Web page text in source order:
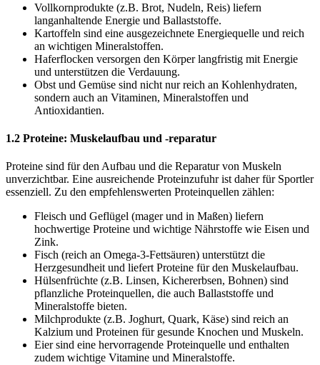
Vollkornprodukte (z.B. Brot, Nudeln, Reis) liefern
langanhaltende Energie und Ballaststoffe.
Kartoffeln sind eine ausgezeichnete Energiequelle und reich
an wichtigen Mineralstoffen.
Haferflocken versorgen den Körper langfristig mit Energie
und unterstützen die Verdauung.
Obst und Gemüse sind nicht nur reich an Kohlenhydraten,
sondern auch an Vitaminen, Mineralstoffen und
Antioxidantien.
1.2 Proteine: Muskelaufbau und -reparatur
Proteine sind für den Aufbau und die Reparatur von Muskeln
unverzichtbar. Eine ausreichende Proteinzufuhr ist daher für Sportler
essenziell. Zu den empfehlenswerten Proteinquellen zählen:
Fleisch und Geflügel (mager und in Maßen) liefern
hochwertige Proteine und wichtige Nährstoffe wie Eisen und
Zink.
Fisch (reich an Omega-3-Fettsäuren) unterstützt die
Herzgesundheit und liefert Proteine für den Muskelaufbau.
Hülsenfrüchte (z.B. Linsen, Kichererbsen, Bohnen) sind
pflanzliche Proteinquellen, die auch Ballaststoffe und
Mineralstoffe bieten.
Milchprodukte (z.B. Joghurt, Quark, Käse) sind reich an
Kalzium und Proteinen für gesunde Knochen und Muskeln.
Eier sind eine hervorragende Proteinquelle und enthalten
zudem wichtige Vitamine und Mineralstoffe.